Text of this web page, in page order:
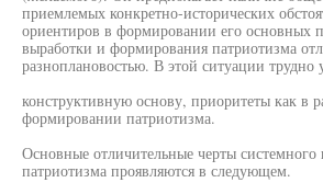
приемлемых конкретно-исторических
ориентиров в формировании его основных
выработки и формирования патриотизма
разноплановостью. В этой ситуации трудно
конструктивную основу, приоритеты как в
формировании патриотизма.
Основные отличительные черты системного
патриотизма проявляются в следующем.